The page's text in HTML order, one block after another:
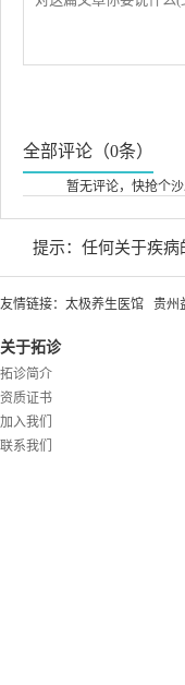
全部评论（0条）
暂无评论，快抢个沙
提示：任何关于疾
友情链接： 太极养生医馆 贵州
关于拓诊
拓诊简介
资质证书
加入我们
联系我们